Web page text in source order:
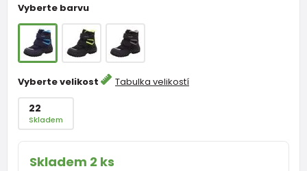
Vyberte barvu
Vyberte velikost Tabulka velikostí
22
Skladem
Skladem 2 ks